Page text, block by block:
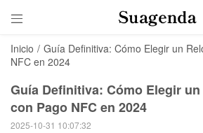

Inicio / Guía Definitiva: Cómo Elegir un
NFC en 2024
Guía Definitiva: Cómo Elegir
con Pago NFC en 2024
2025-10-31 10:07:32